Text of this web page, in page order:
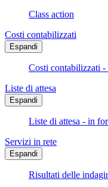
Class action
Costi contabilizzati
Espandi
Costi contabilizzati
Liste di attesa
Espandi
Liste di attesa - in
Servizi in rete
Espandi
Risultati delle